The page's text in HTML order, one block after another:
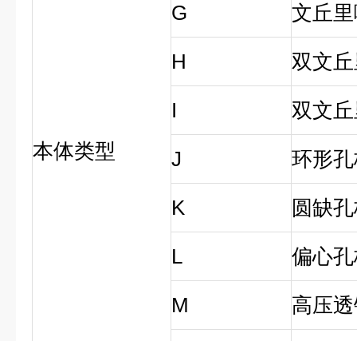
本体类型
G 文丘
H 双文
I 双文
J 环形
K 圆缺
L 偏心
M 高压